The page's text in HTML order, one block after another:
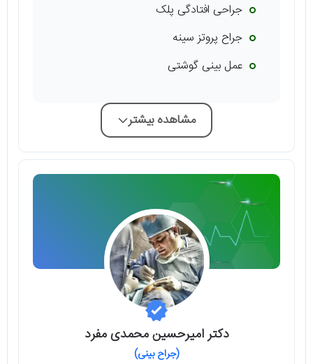
جراحی افتادگی پلک
جراح پروتز سینه
عمل بینی گوشتی
مشاهده بیشتر
دکتر امیرحسین محمدی مفرد
(جراح بینی)